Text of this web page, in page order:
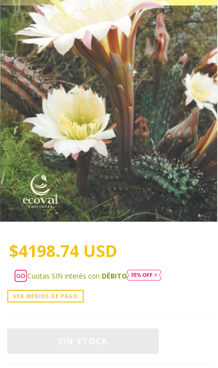
$4198.74 USD
Cuotas SIN interés con DÉBITO
VER MEDIOS DE PAGO